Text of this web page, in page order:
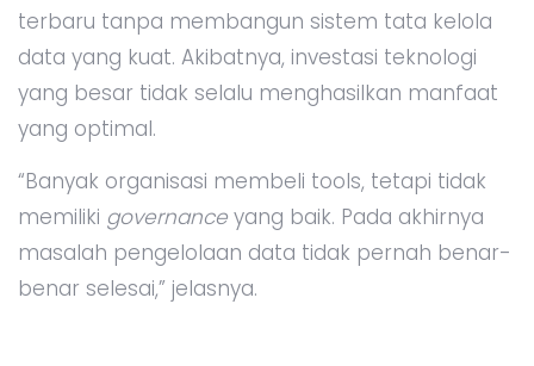
terbaru tanpa membangun sistem tata kelola
data yang kuat. Akibatnya, investasi teknologi
yang besar tidak selalu menghasilkan manfaat
yang optimal.
“Banyak organisasi membeli tools, tetapi tidak
memiliki governance yang baik. Pada akhirnya
masalah pengelolaan data tidak pernah benar-
benar selesai,” jelasnya.